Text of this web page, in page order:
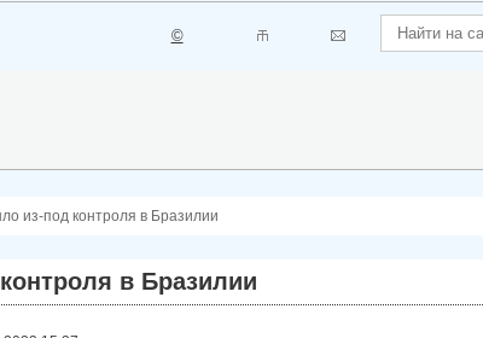
©
из-под контроля в Бразилии
в Бразилии